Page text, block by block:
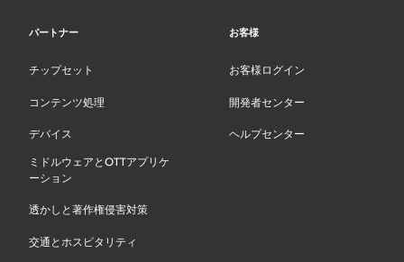
パートナー
チップセット
コンテンツ処理
デバイス
ミドルウェアとOTTアプリケ
ーション
透かしと著作権侵害対策
交通とホスピタリティ
お客様
お客様ログイン
開発者センター
ヘルプセンター